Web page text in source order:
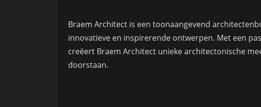
Braem Architect is een toonaangevend
innovatieve en inspirerende ontwerpen. Met een
creëert Braem Architect unieke architectonische
doorstaan.